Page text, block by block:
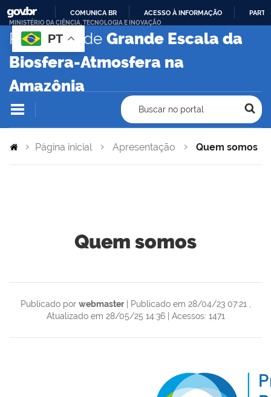
PARA
O
COMUNICA BR ACESSO À INFORMAÇÃO
PT
MINISTÉRIO DA CIÊNCIA, TECNOLOGIA E INOVAÇÃO
Programa de Grande Escala da
Biosfera-Atmosfera na
Amazônia
Buscar no portal
Página inicial Apresentação Quem somos
Quem somos
Publicado por webmaster | Publicado em 28/04/23 07:21
Atualizado em 28/05/25 14:36 | Acessos: 1471